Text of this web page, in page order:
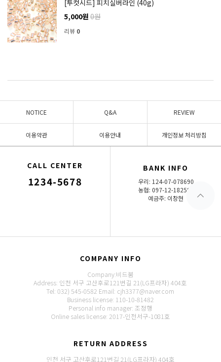
[투컷시드] 피치실버라인 (40g)
5,000원 0원
리뷰 0
NOTICE Q&A REVIEW
이용약관 이용안내 개인정보 처리방침
CALL CENTER
1234-5678
BANK INFO
우리: 124-07-078690
농협: 097-12-182581
예금주: 이창현
COMPANY INFO
Company:비드붐
Address: 인천 서구 고산후로121번길 21(LG프라자) 404호
Tel: 032) 545-0582 Email: cjh3377@naver.com
Business license: 110-10-81482
Personal info manager: 조정행
Online sales license: 2017-인천서구-1081호
RETURN ADDRESS
인천 서구 고산후로121번길 21(LG프라자) 404호